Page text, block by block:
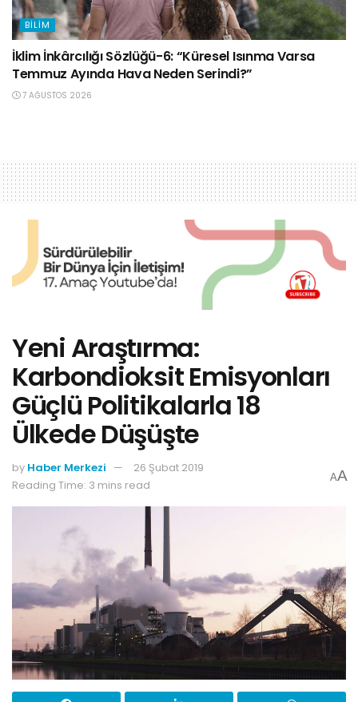
BILIM
İklim İnkârcılığı Sözlüğü-6: “Küresel Isınma Varsa
Temmuz Ayında Hava Neden Serindi?”
7 AĞUSTOS 2026
Yeni Araştırma:
Karbondioksit Emisyonları
Güçlü Politikalarla 18
Ülkede Düşüşte
by Haber Merkezi
26 Şubat 2019
Reading Time: 3 mins read
AA